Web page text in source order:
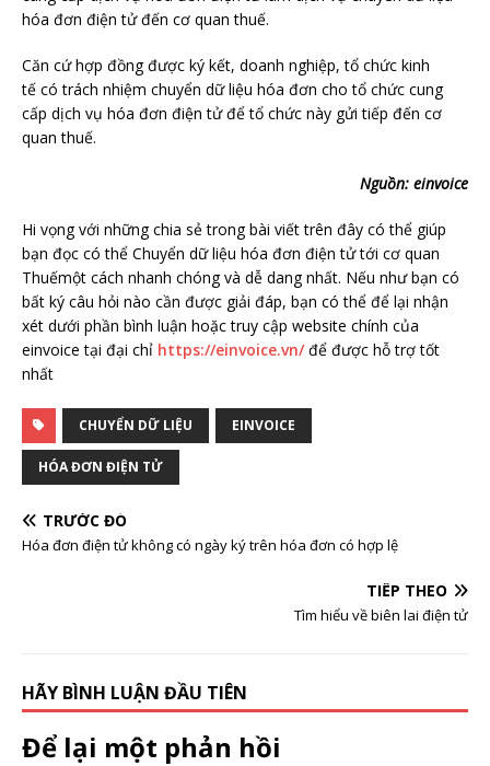
hóa đơn điện tử đến cơ quan thuế.
Căn cứ hợp đồng được ký kết, doanh nghiệp, tổ chức kinh
tế có trách nhiệm chuyển dữ liệu hóa đơn cho tổ chức cung
cấp dịch vụ hóa đơn điện tử để tổ chức này gửi tiếp đến cơ
quan thuế.
Nguồn: einvoice
Hi vọng với những chia sẻ trong bài viết trên đây có thể giúp
bạn đọc có thể Chuyển dữ liệu hóa đơn điện tử tới cơ quan
Thuếmột cách nhanh chóng và dễ dang nhất. Nếu như bạn có
bất ký câu hỏi nào cần được giải đáp, bạn có thể để lại nhận
xét dưới phần bình luận hoặc truy cập website chính của
einvoice tại đại chỉ https://einvoice.vn/để được hỗ trợ tốt
nhất
CHUYỂN DỮ LIỆU EINVOICE
HÓA ĐƠN ĐIỆN TỬ
TRƯỚC ĐÓ
Hóa đơn điện tử không có ngày ký trên hóa đơn có hợp lệ
TIẾP THEO
Tìm hiểu về biên lai điện tử
HÃY BÌNH LUẬN ĐẦU TIÊN
Để lại một phản hồi